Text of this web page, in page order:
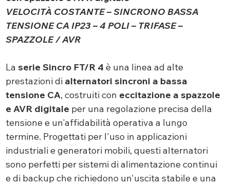
VELOCITÀ COSTANTE – SINCRONO BASSA
TENSIONE CA IP23 – 4 POLI – TRIFASE –
SPAZZOLE / AVR
La serie Sincro FT/R 4 è una linea ad alte
prestazioni di alternatori sincroni a bassa
tensione CA, costruiti con eccitazione a spazzole
e AVR digitale per una regolazione precisa della
tensione e un'affidabilità operativa a lungo
termine. Progettati per l'uso in applicazioni
industriali e generatori mobili, questi alternatori
sono perfetti per sistemi di alimentazione continui
e di backup che richiedono un'uscita stabile e una